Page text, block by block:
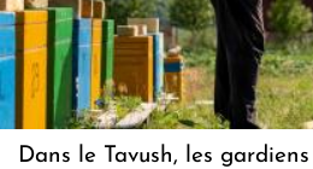
Dans le Tavush, les